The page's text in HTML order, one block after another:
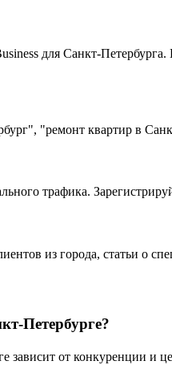
для Санкт-
"ремонт квартир в
трафика.
из города, статьи о
Петербурге?
от конкуренции и